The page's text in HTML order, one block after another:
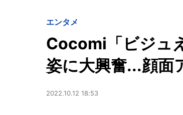
エンタメ
Cocomi「ビジュ
姿に大興奮...顔面
2022.10.12 18:53